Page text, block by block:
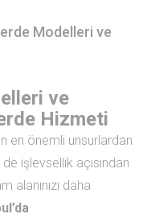
Modelleri ve
ve
Hizmeti
en önemli unsurlardan
de işlevsellik açısından
alanınızı daha